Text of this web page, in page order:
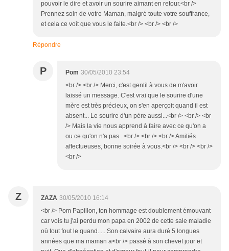
pouvoir le dire et avoir un sourire aimant en retour.<br />
Prennez soin de votre Maman, malgré toute votre souffrance,
et cela ce voit que vous le faite.<br /> <br /> <br />
Répondre
P Pom 30/05/2010 23:54
<br /> <br /> Merci, c'est gentil à vous de m'avoir
laissé un message. C'est vrai que le sourire d'une
mère est très précieux, on s'en aperçoit quand il est
absent... Le sourire d'un père aussi...<br /> <br /> <br
/> Mais la vie nous apprend à faire avec ce qu'on a
ou ce qu'on n'a pas...<br /> <br /> <br /> Amitiés
affectueuses, bonne soirée à vous.<br /> <br /> <br />
<br />
Z ZAZA 30/05/2010 16:14
<br /> Pom Papillon, ton hommage est doublement émouvant
car vois tu j'ai perdu mon papa en 2002 de cette sale maladie
où tout fout le quand..... Son calvaire aura duré 5 longues
années que ma maman a<br /> passé à son chevet jour et